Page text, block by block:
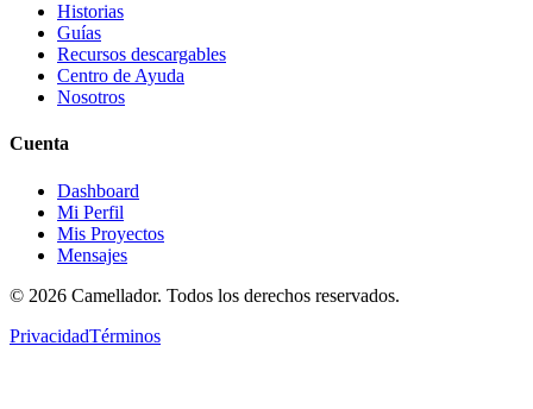
Historias
Guías
Recursos descargables
Centro de Ayuda
Nosotros
Cuenta
Dashboard
Mi Perfil
Mis Proyectos
Mensajes
© 2026 Camellador. Todos los derechos reservados.
PrivacidadTérminos